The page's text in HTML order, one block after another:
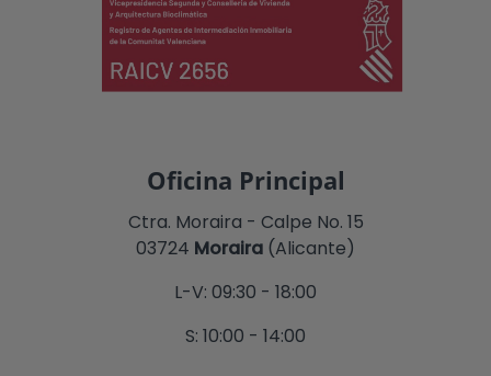
Oficina Principal
Ctra. Moraira - Calpe No. 15
03724 Moraira (Alicante)
L-V: 09:30 - 18:00
S: 10:00 - 14:00